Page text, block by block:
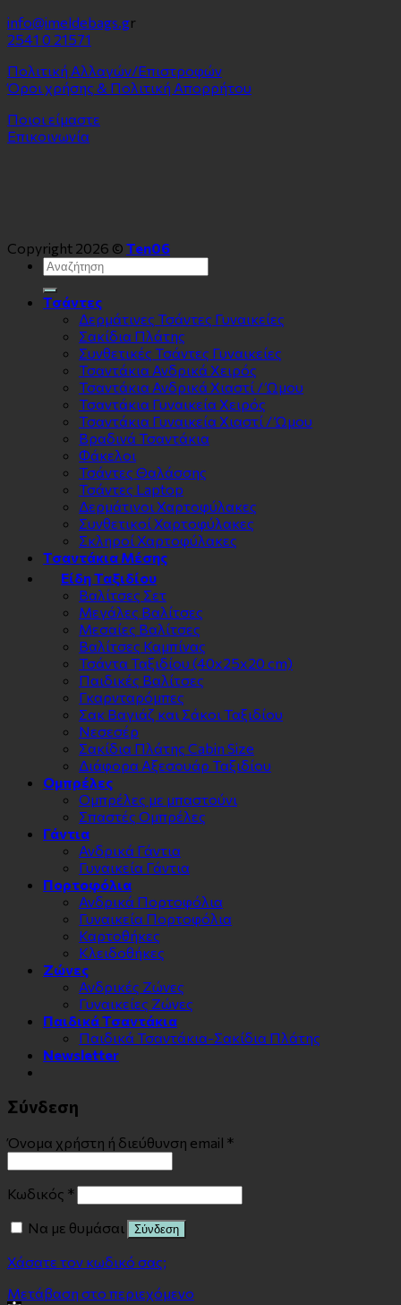
info@imeldebags.gr
2541 0 21571
Πολιτική Αλλαγών/Επιστροφών
Όροι χρήσης & Πολιτική Απορρήτου
Ποιοι είμαστε
Επικοινωνία
Copyright 2026 © Ten06
Αναζήτηση
για:
Τσάντες
Δερμάτινες Τσάντες Γυναικείες
Σακίδια Πλάτης
Συνθετικές Τσάντες Γυναικείες
Τσαντάκια Ανδρικά Χειρός
Τσαντάκια Ανδρικά Χιαστί / Ώμου
Τσαντάκια Γυναικεία Χειρός
Τσαντάκια Γυναικεία Χιαστί / Ώμου
Βραδινά Τσαντάκια
Φάκελοι
Τσάντες Θαλάσσης
Τσάντες Laptop
Δερμάτινοι Χαρτοφύλακες
Συνθετικοί Χαρτοφύλακες
Σκληροί Χαρτοφύλακες
Τσαντάκια Μέσης
Είδη Ταξιδίου
Βαλίτσες Σετ
Μεγάλες Βαλίτσες
Μεσαίες Βαλίτσες
Βαλίτσες Καμπίνας
Τσάντα Ταξιδίου (40x25x20 cm)
Παιδικές Βαλίτσες
Γκαρνταρόμπες
Σακ Βαγιάζ και Σάκοι Ταξιδίου
Νεσεσέρ
Σακίδια Πλάτης Cabin Size
Διάφορα Αξεσουάρ Ταξιδίου
Ομπρέλες
Ομπρέλες με μπαστούνι
Σπαστές Ομπρέλες
Γάντια
Ανδρικά Γάντια
Γυναικεία Γάντια
Πορτοφόλια
Ανδρικά Πορτοφόλια
Γυναικεία Πορτοφόλια
Καρτοθήκες
Κλειδοθήκες
Zώνες
Ανδρικές Ζώνες
Γυναικείες Ζώνες
Παιδικά Τσαντάκια
Παιδικά Τσαντάκια-Σακίδια Πλάτης
Newsletter
Σύνδεση
Όνομα χρήστη ή διεύθυνση email *
Κωδικός *
Να με θυμάσαι
Σύνδεση
Χάσατε τον κωδικό σας;
Μετάβαση στο περιεχόμενο